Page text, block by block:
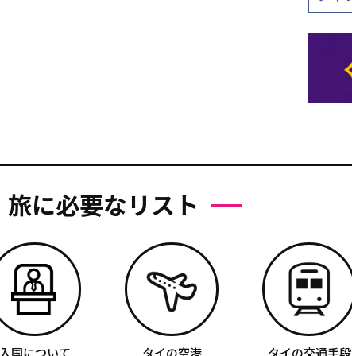
旅に必要なリスト
入国について タイの空港 タイの交通手段